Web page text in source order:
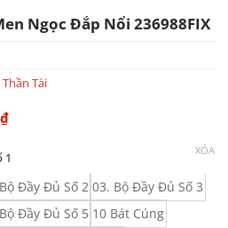
Ngọc Đắp Nổi 236988FIX
Tài
₫Khoảng
từ
275.000 ₫
đến
12.600.000 ₫
1
Đầy Đủ Số 2 03. Bộ Đầy Đủ Số 3
Đầy Đủ Số 5 10 Bát Cúng
XÓA